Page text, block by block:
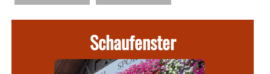
Schaufenster